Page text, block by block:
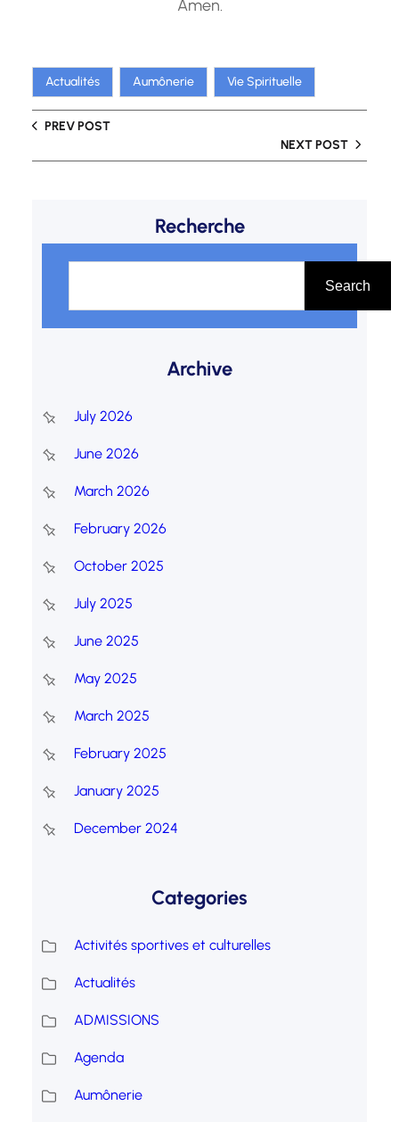
Amen.
Actualités Aumônerie Vie Spirituelle
PREV POST
NEXT POST
Recherche
Search
Archive
July 2026
June 2026
March 2026
February 2026
October 2025
July 2025
June 2025
May 2025
March 2025
February 2025
January 2025
December 2024
Categories
Activités sportives et culturelles
Actualités
ADMISSIONS
Agenda
Aumônerie